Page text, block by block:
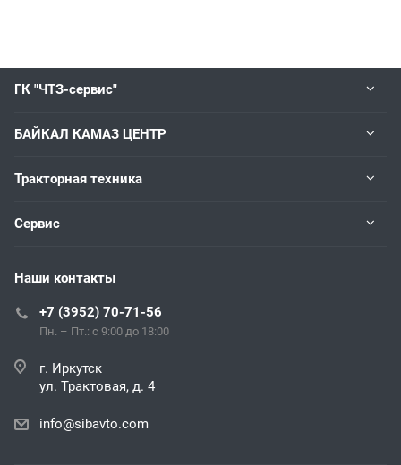
ГК "ЧТЗ-сервис"
БАЙКАЛ КАМАЗ ЦЕНТР
Тракторная техника
Сервис
Наши контакты
+7 (3952) 70-71-56
Пн. – Пт.: с 9:00 до 18:00
г. Иркутск
ул. Трактовая, д. 4
info@sibavto.com